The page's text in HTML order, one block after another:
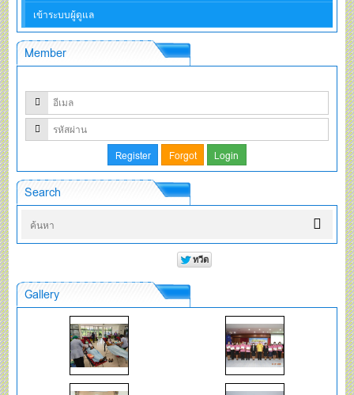
เข้าระบบผู้ดูแล
Member
Search
Gallery